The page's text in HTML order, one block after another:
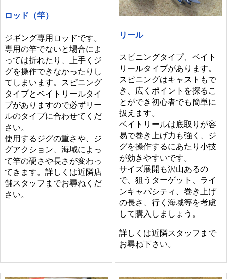
ロッド（竿）
ジギング専用ロッドです。
専用の竿でないと場合によ
っては折れたり、上手くジ
グを操作できなかったりし
てしまいます。スピニング
タイプとベイトリールタイ
プがありますので必ずリー
ルのタイプに合わせてくだ
さい。
使用するジグの重さや、ジ
グアクション、海域によっ
て竿の硬さや長さが変わっ
てきます。詳しくは近隣店
舗スタッフまでお尋ねくだ
さい。
リール
スピニングタイプ、ベイト
リールタイプがあります。
スピニングはキャストもで
き、広くポイントを探るこ
とができ初心者でも簡単に
扱えます。
ベイトリールは底取りが容
易で巻き上げ力も強く、ジ
グを操作するにあたり小技
が効きやすいです。
サイズ展開も沢山あるの
で、狙うターゲット、ライ
ンキャパシティ、巻き上げ
の長さ、行く海域等を考慮
して購入しましょう。
詳しくは近隣スタッフまで
お尋ね下さい。